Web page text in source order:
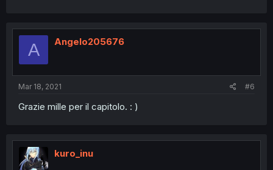
A Angelo205676
Mar 18, 2021 #6
Grazie mille per il capitolo. : )
kuro_inu